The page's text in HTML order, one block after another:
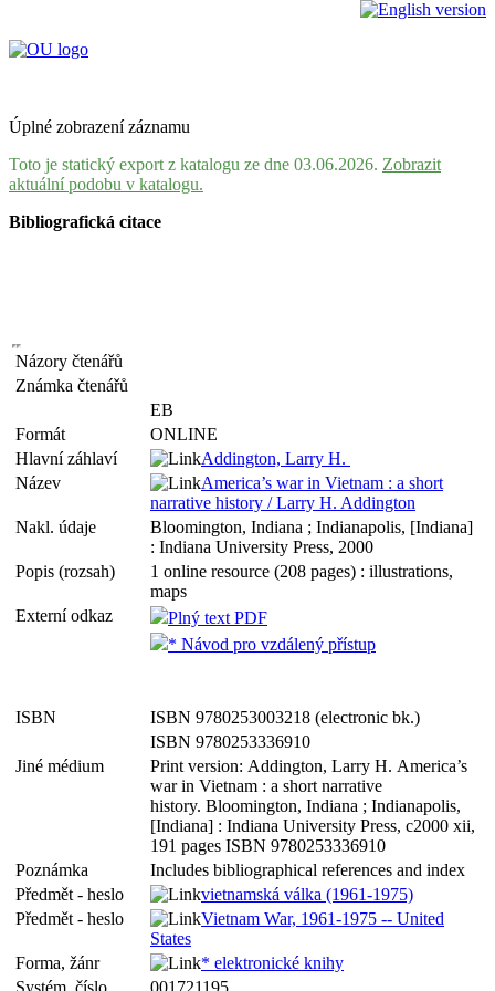
Úplné zobrazení záznamu
Toto je statický export z katalogu ze dne 03.06.2026. Zobrazit
aktuální podobu v katalogu.
Bibliografická citace
Názory čtenářů
Známka čtenářů
EB
Formát
ONLINE
Hlavní záhlaví
Addington, Larry H.
Název
America’s war in Vietnam : a short
narrative history / Larry H. Addington
Nakl. údaje
Bloomington, Indiana ; Indianapolis, [Indiana]
: Indiana University Press, 2000
Popis (rozsah)
1 online resource (208 pages) : illustrations,
maps
Externí odkaz
Plný text PDF
* Návod pro vzdálený přístup
ISBN
ISBN 9780253003218 (electronic bk.)
ISBN 9780253336910
Jiné médium
Print version: Addington, Larry H. America’s
war in Vietnam : a short narrative
history. Bloomington, Indiana ; Indianapolis,
[Indiana] : Indiana University Press, c2000 xii,
191 pages ISBN 9780253336910
Poznámka
Includes bibliographical references and index
Předmět - heslo
vietnamská válka (1961-1975)
Předmět - heslo
Vietnam War, 1961-1975 -- United
States
Forma, žánr
* elektronické knihy
Systém. číslo
001721195